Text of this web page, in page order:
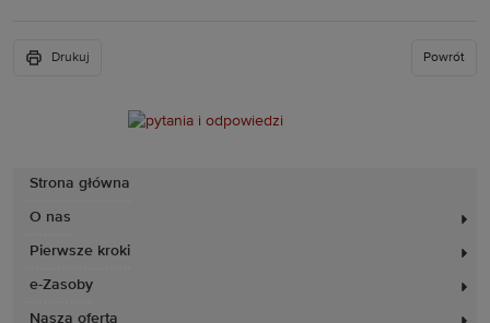
Strona główna
O nas
Pierwsze kroki
e-Zasoby
Nasza oferta
Drukuj Powrót